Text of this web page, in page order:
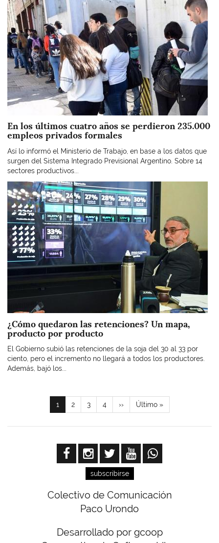
En los últimos cuatro años se perdieron 235.000
empleos privados formales
Así lo informó el Ministerio de Trabajo, en base a los datos que
surgen del Sistema Integrado Previsional Argentino. Sobre 14
sectores productivos...
Imagen
¿Cómo quedaron las retenciones? Un mapa,
producto por producto
El Gobierno subió las retenciones de la soja del 30 al 33 por
ciento, pero el incremento no llegará a todos los productores.
Además, bajó los...
Paginación
Página
actual
1 Page
2 Page
3 Page
4
Siguiente
página
››
Última
página
Último »
subscribirse
Colectivo de Comunicación
Paco Urondo
Desarrollado por gcoop